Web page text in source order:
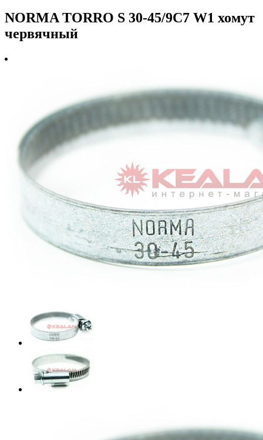
NORMA TORRO S 30-45/9C7 W1 хомут
червячный